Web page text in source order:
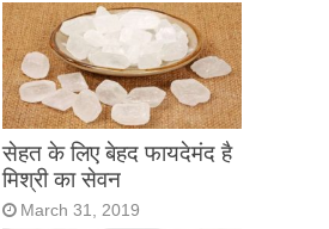
सेहत के लिए बेहद फायदेमंद है
मिश्री का सेवन
March 31, 2019